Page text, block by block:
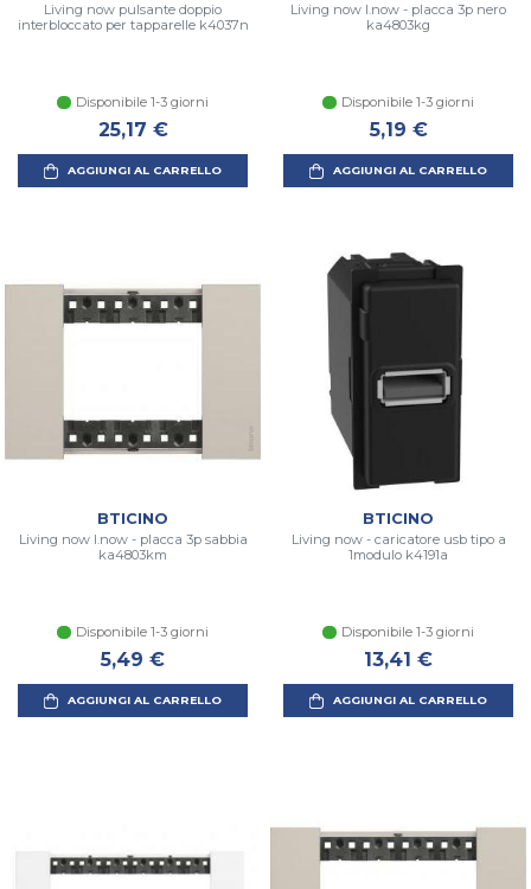
Living now pulsante doppio
interbloccato per tapparelle k4037n
Disponibile 1-3 giorni
25,17 €
AGGIUNGI AL CARRELLO
Living now l.now - placca 3p nero
ka4803kg
Disponibile 1-3 giorni
5,19 €
AGGIUNGI AL CARRELLO
BTICINO
Living now l.now - placca 3p sabbia
ka4803km
Disponibile 1-3 giorni
5,49 €
AGGIUNGI AL CARRELLO
BTICINO
Living now - caricatore usb tipo a
1modulo k4191a
Disponibile 1-3 giorni
13,41 €
AGGIUNGI AL CARRELLO